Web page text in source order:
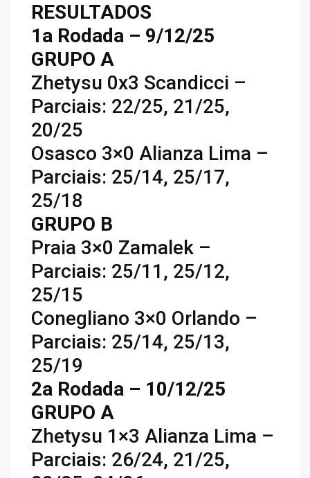
RESULTADOS
1a Rodada – 9/12/25
GRUPO A
Zhetysu 0x3 Scandicci –
Parciais: 22/25, 21/25,
20/25
Osasco 3×0 Alianza Lima –
Parciais: 25/14, 25/17,
25/18
GRUPO B
Praia 3×0 Zamalek –
Parciais: 25/11, 25/12,
25/15
Conegliano 3×0 Orlando –
Parciais: 25/14, 25/13,
25/19
2a Rodada – 10/12/25
GRUPO A
Zhetysu 1×3 Alianza Lima –
Parciais: 26/24, 21/25,